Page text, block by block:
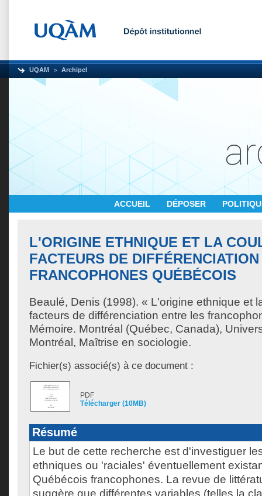
UQAM Archipel
ACCUEIL DÉPOSER
L'ORIGINE ETHNIQUE ET LA
FACTEURS DE
FRANCOPHONES QUÉBÉCOIS
Beaulé, Denis (1998). « L'origine ethnique et
facteurs de différenciation entre les
Mémoire. Montréal (Québec, Canada),
Montréal, Maîtrise en sociologie.
Fichier(s) associé(s) à ce document :
PDF
Télécharger (10MB)
Résumé
Le but de cette recherche est d'investiguer
ethniques ou 'raciales' éventuellement
Québécois francophones. La revue de
suggère que différentes variables (telles la